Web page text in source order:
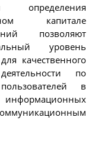
определения
капитале
позволяют
уровень
качественного
по
в